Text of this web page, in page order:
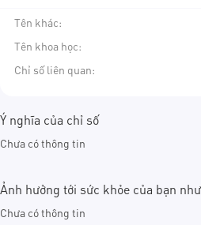
Tên khác:
Tên khoa học:
Chỉ số liên quan:
Ý nghĩa của chỉ số
Chưa có thông tin
Ảnh hưởng tới sức khỏe của bạn
Chưa có thông tin